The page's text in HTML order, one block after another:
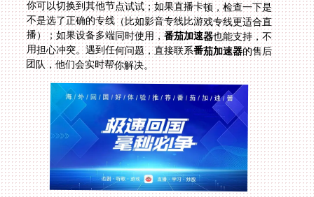
播）；如果设备多端同时使用，番茄加速器也能支持，不
用担心冲突。遇到任何问题，直接联系番茄加速器的售后
团队，他们会实时帮你解决。